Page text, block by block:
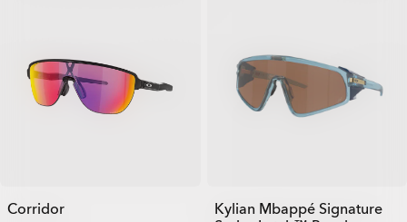
Corridor
Kylian Mbappé Signature